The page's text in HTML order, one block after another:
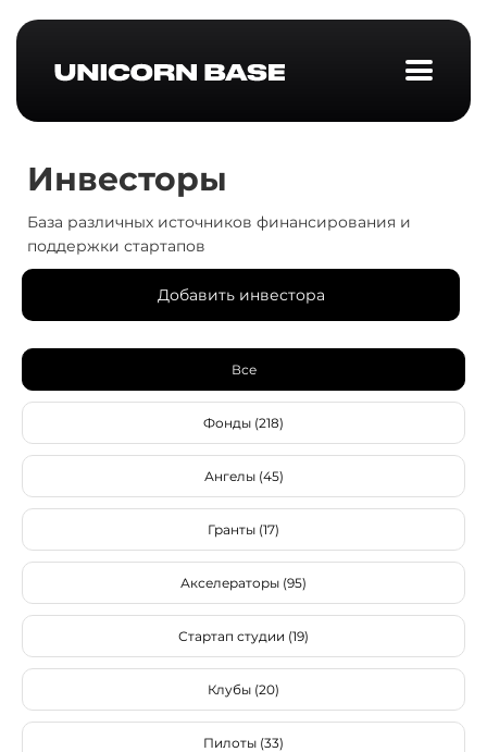
Инвесторы
База различных источников финансирования и
поддержки стартапов
Добавить инвестора
Все
Фонды (218)
Ангелы (45)
Гранты (17)
Акселераторы (95)
Стартап студии (19)
Клубы (20)
Пилоты (33)